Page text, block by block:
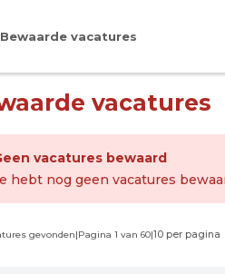
Bewaarde vacatures
vacatures
vacatures bewaard
hebt nog geen vacatures
gevonden|Pagina 1 van 60|